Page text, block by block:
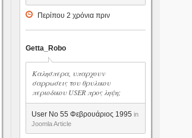
Περίπου 2 χρόνια πριν
Getta_Robo
Καλησπερα, υπαρχουν
σαρρωσεις του θρυλικου
περιοδικου USER προς ληψη;
User No 55 Φεβρουάριος 1995 in
Joomla Article